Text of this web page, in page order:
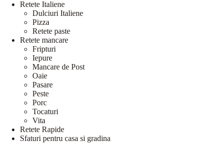
Retete Italiene
Dulciuri Italiene
Pizza
Retete paste
Retete mancare
Fripturi
Iepure
Mancare de Post
Oaie
Pasare
Peste
Porc
Tocaturi
Vita
Retete Rapide
Sfaturi pentru casa si gradina